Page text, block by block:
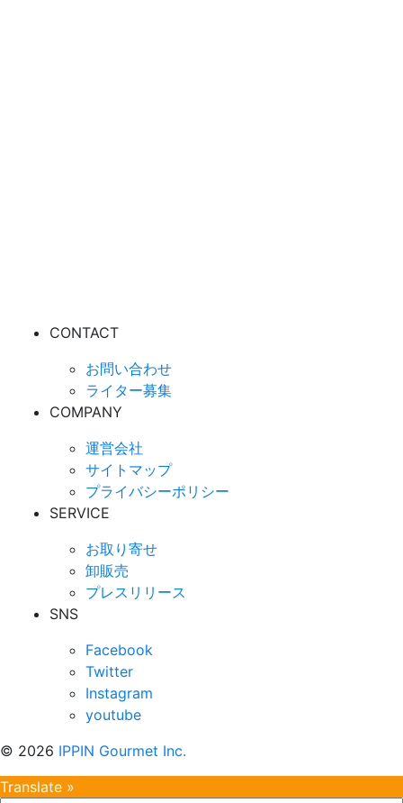
CONTACT
お問い合わせ
ライター募集
COMPANY
運営会社
サイトマップ
プライバシーポリシー
SERVICE
お取り寄せ
卸販売
プレスリリース
SNS
Facebook
Twitter
Instagram
youtube
© 2026 IPPIN Gourmet Inc.
Translate »